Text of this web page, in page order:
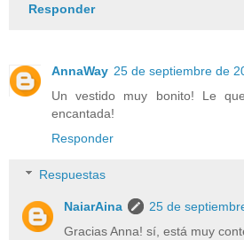
Responder
AnnaWay 25 de septiembre de
Un vestido muy bonito! Le
encantada!
Responder
Respuestas
NaiarAina
25 de
Gracias Anna! sí, está muy